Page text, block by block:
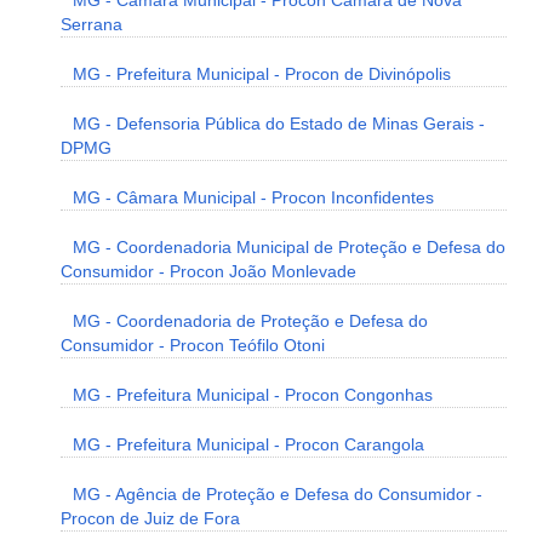
Serrana
MG - Prefeitura Municipal - Procon de Divinópolis
MG - Defensoria Pública do Estado de Minas Gerais -
DPMG
MG - Câmara Municipal - Procon Inconfidentes
MG - Coordenadoria Municipal de Proteção e Defesa do
Consumidor - Procon João Monlevade
MG - Coordenadoria de Proteção e Defesa do
Consumidor - Procon Teófilo Otoni
MG - Prefeitura Municipal - Procon Congonhas
MG - Prefeitura Municipal - Procon Carangola
MG - Agência de Proteção e Defesa do Consumidor -
Procon de Juiz de Fora